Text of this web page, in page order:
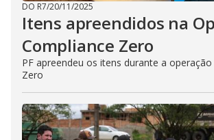
DO R7/20/11/2025
Itens apreendidos na
Compliance Zero
PF apreendeu os itens durante a
Zero